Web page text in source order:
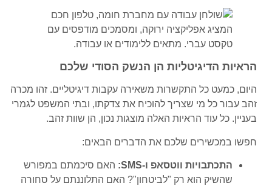
הראיות הדיגיטליות הן הנשק הסודי שלכם
היום, כמעט כל התקשרות משאירה עקבות דיגיטליים. זהו מכרה
זהב עבור כל מי שצריך להוכיח את צדקתו, ובתי המשפט לגמרי
בעניין. כל עוד הראיות האלה מוצגות נכון, הן שוות זהב.
חפשו במכשירים שלכם את הדברים הבאים:
התכתבויות ווטסאפ ו-SMS:
האם סיכמתם במפורש
שהשיק הוא רק "לביטחון"? האם התלוננתם על סחורה